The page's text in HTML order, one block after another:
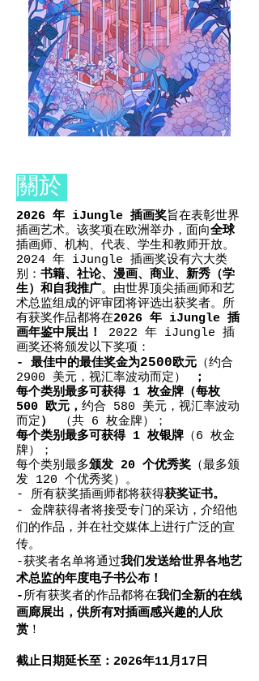
關於
2026 年 iJungle 插画奖旨在表彰世界
插画艺术。该奖项在欧洲举办，面向全球
插画师、机构、代表、学生和教师开放。
2024 年 iJungle 插画奖设有六大类
别： 书籍、社论、漫画、商业、新秀（学
生）和自我推广。由世界顶尖插画师和艺
术总监组成的评审团将评选出获奖者。所
有获奖作品都将在2026 年 iJungle 插
画年鉴中展出！
2022 年 iJungle 插
画奖还将颁发以下奖项：
- 最佳中的最佳奖金为2500欧元 （约合
2900 美元，视汇率波动而定）
；
每个类别最多可获得 1 枚金牌（每枚
500 欧元， 约合 580 美元，视汇率波动
而定）
（共 6 枚金牌）；
每个类别最多可获得 1 枚银牌 （6 枚金
牌）；
每个类别最多颁发 20 个优秀奖 （最多颁
发 120 个优秀奖）。
- 所有获奖插画师都将获得获奖证书。
- 金牌获得者将接受专门的采访，介绍他
们的作品，并在社交媒体上进行广泛的宣
传。
-获奖者名单将通过我们发送给世界各地艺
术总监的年度电子书公布！
-所有获奖者的作品都将在我们全新的在线
画廊展出，供所有对插画感兴趣的人欣
赏 ！
截止日期延长至：2026年11月17日